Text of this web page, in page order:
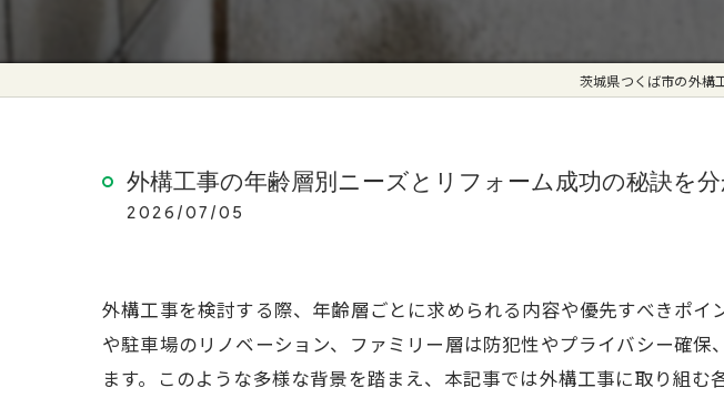
茨城県つくば市の外構
外構工事の年齢層別ニーズとリフォーム成功の秘訣を
2026/07/05
外構工事を検討する際、年齢層ごとに求められる内容や優先すべきポ
や駐車場のリノベーション、ファミリー層は防犯性やプライバシー確
ます。このような多様な背景を踏まえ、本記事では外構工事に取り組